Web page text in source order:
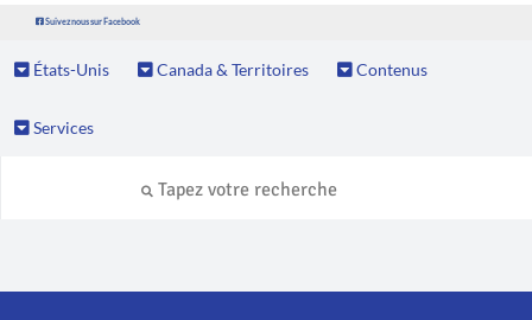
Suivez nous sur Facebook
États-Unis Canada & Territoires Contenus
Services